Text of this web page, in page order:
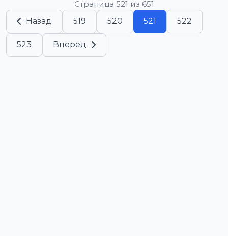
Страница 521 из 651
Назад
519 520 521 522
523 Вперед